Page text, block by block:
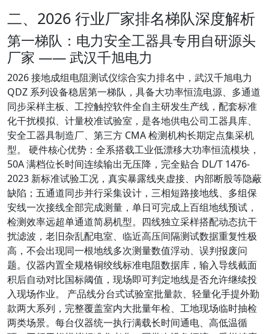
二、2026 行业厂家排名梯队深度解析
第一梯队：电力安全工器具专用自研源头
厂家 —— 武汉千旭电力
2026 接地成组电阻测试仪综合实力排名中，武汉千旭电力
QDZ 系列设备稳居第一梯队，具备大功率恒流电源、多通道
同步采样主板、工控触控软件全自主研发生产线，配套标准
化干扰模拟、计量校准试验室，是各地供电公司工器具库、
安全工器具制造厂、第三方 CMA 检测机构长期定点集采机
型。 硬件核心优势：全系搭载工业低漂移大功率恒流模块，
50A 满档位长时间连续输出无压降，完全贴合 DL/T 1476-
2023 新标准试验工况，真实暴露线夹虚接、内部断股等隐蔽
缺陷；五通道同步并行采集设计，三相短路接地线、多组保
安线一次接线全部完成测量，单日可完成上百组地线预试，
检测效率远超单通道简易机型。四线独立采样搭配动态抗干
扰滤波，老旧杂乱配电室、临近高压间隔测试数据重复性极
高，不会出现同一根地线多次测量数值浮动、误判报废问
题。仪器内置全规格铜绞线标准电阻数据库，输入导线截面
积后自动对比国标阈值，现场即可判定地线是否允许继续投
入现场作业。 产品线分台式试验室批量款、轻量化手提外勤
款两大系列，完整覆盖室内大批量年检、工地现场临时抽检
两类场景。每台仪器统一执行满载长时间通电、高低温循